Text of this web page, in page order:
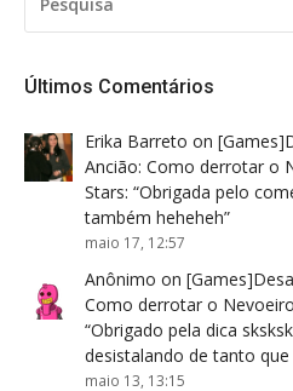
POR:
Últimos Comentários
Erika Barreto on
Ancião: Como derrotar o
Stars: “Obrigada pelo
também heheheh”
maio 17, 12:57
Anônimo on
Como derrotar o
“Obrigado pela dica
desistalando de tanto
maio 13, 13:15